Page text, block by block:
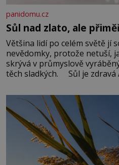
panidomu.cz
Sůl nad zlato, ale
Většina lidí po celém světě jí
nevědomky, protože netuší,
skrývá v průmyslově
těch sladkých. Sůl je zdravá
základní složky– sodík a
správné hospodaření